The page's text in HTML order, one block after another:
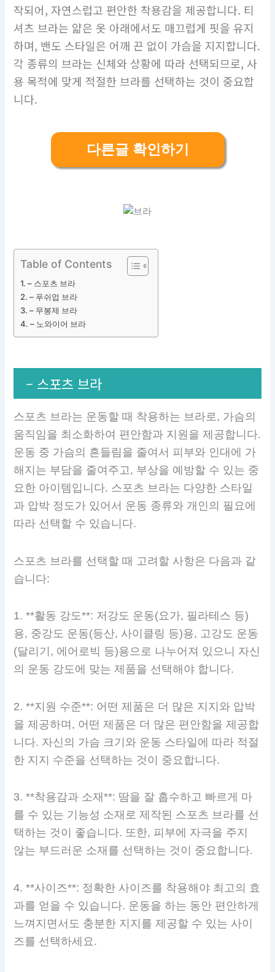
작되어, 자연스럽고 편안한 착용감을 제공합니다. 티
셔츠 브라는 얇은 옷 아래에서도 매끄럽게 핏을 유지
하며, 밴도 스타일은 어깨 끈 없이 가슴을 지지합니다.
각 종류의 브라는 신체와 상황에 따라 선택되므로, 사
용 목적에 맞게 적절한 브라를 선택하는 것이 중요합
니다.
다른글 확인하기
Table of Contents
– 스포츠 브라
– 푸쉬업 브라
– 무봉제 브라
– 노와이어 브라
– 스포츠 브라
스포츠 브라는 운동할 때 착용하는 브라로, 가슴의
움직임을 최소화하여 편안함과 지원을 제공합니다.
운동 중 가슴의 흔들림을 줄여서 피부와 인대에 가
해지는 부담을 줄여주고, 부상을 예방할 수 있는 중
요한 아이템입니다. 스포츠 브라는 다양한 스타일
과 압박 정도가 있어서 운동 종류와 개인의 필요에
따라 선택할 수 있습니다.
스포츠 브라를 선택할 때 고려할 사항은 다음과 같
습니다:
1. **활동 강도**: 저강도 운동(요가, 필라테스 등)
용, 중강도 운동(등산, 사이클링 등)용, 고강도 운동
(달리기, 에어로빅 등)용으로 나누어져 있으니 자신
의 운동 강도에 맞는 제품을 선택해야 합니다.
2. **지원 수준**: 어떤 제품은 더 많은 지지와 압박
을 제공하며, 어떤 제품은 더 많은 편안함을 제공합
니다. 자신의 가슴 크기와 운동 스타일에 따라 적절
한 지지 수준을 선택하는 것이 중요합니다.
3. **착용감과 소재**: 땀을 잘 흡수하고 빠르게 마
를 수 있는 기능성 소재로 제작된 스포츠 브라를 선
택하는 것이 좋습니다. 또한, 피부에 자극을 주지
않는 부드러운 소재를 선택하는 것이 중요합니다.
4. **사이즈**: 정확한 사이즈를 착용해야 최고의 효
과를 얻을 수 있습니다. 운동을 하는 동안 편안하게
느껴지면서도 충분한 지지를 제공할 수 있는 사이
즈를 선택하세요.